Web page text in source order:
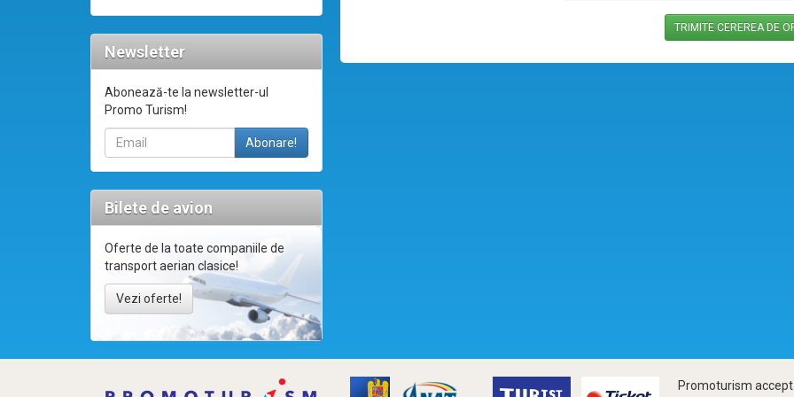
Newsletter
Abonează-te la newsletter-ul
Promo Turism!
Bilete de avion
Oferte de la toate companiile de
transport aerian clasice!
Vezi oferte!
Promoturism